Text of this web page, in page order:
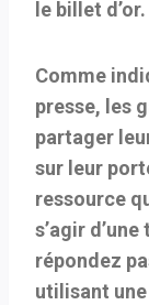
le billet d’or.
Comme
presse, les
partager
sur leur
ressource
s’agir
répondez
utilisant